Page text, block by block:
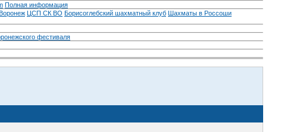
Полная информация
ЦСП СК ВО Борисоглебский шахматный клуб Шахматы в Россоши
фестиваля